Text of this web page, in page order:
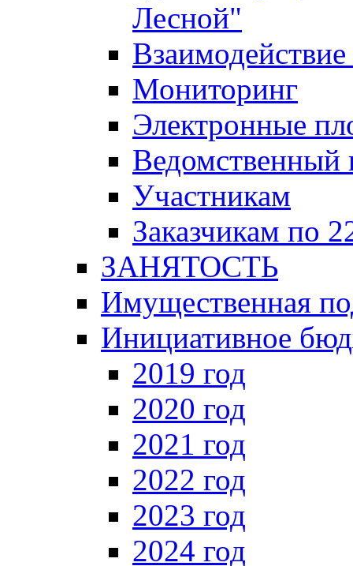
Лесной"
Мониторинг
Электронные
Ведомственный
Участникам
Заказчикам по
ЗАНЯТОСТЬ
Имущественная
Инициативное
2019 год
2020 год
2021 год
2022 год
2023 год
2024 год